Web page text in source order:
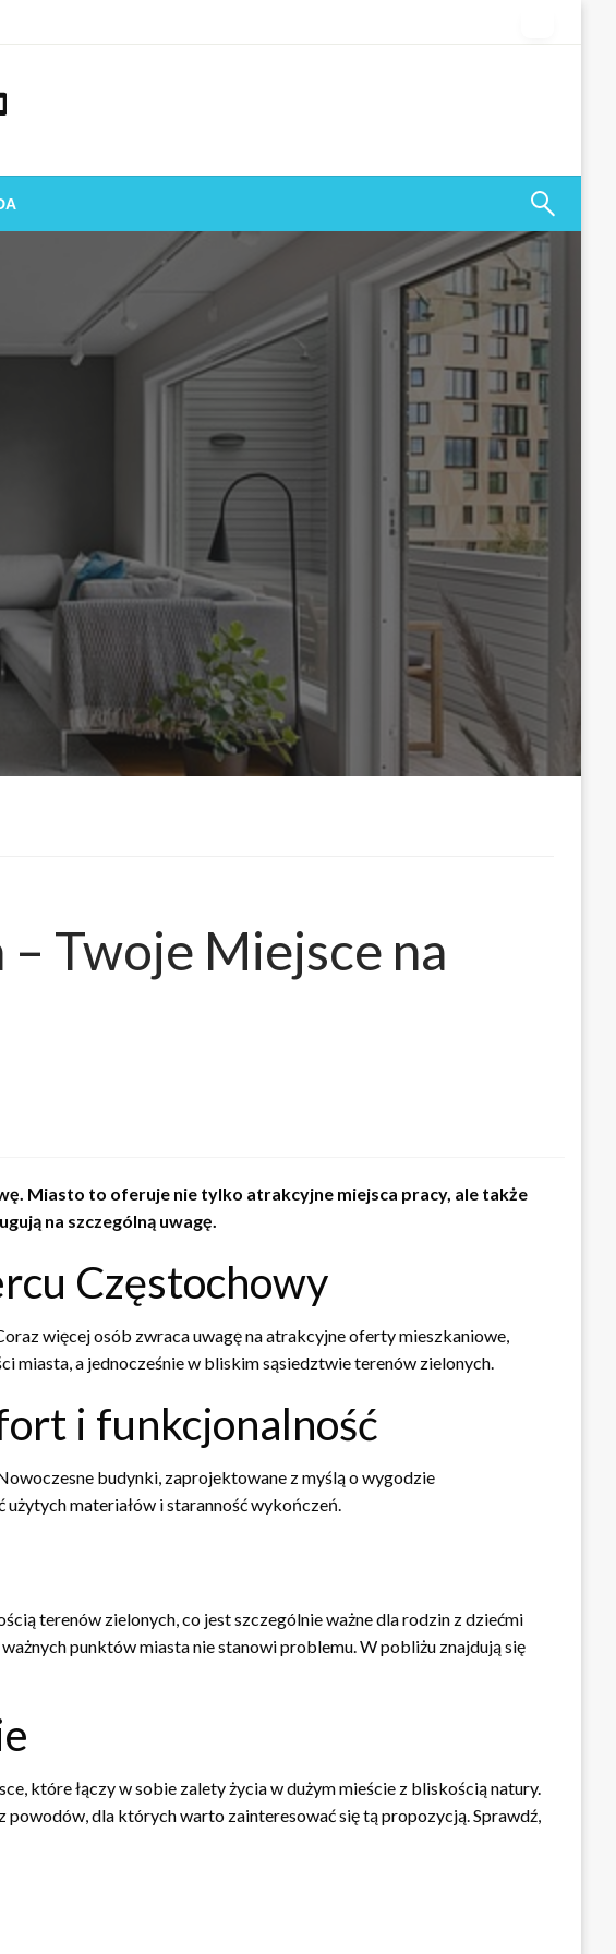
Twoje Miejsce na
Miasto to oferuje nie tylko atrakcyjne miejsca pracy, ale także
na szczególną uwagę.
Częstochowy
więcej osób zwraca uwagę na atrakcyjne oferty mieszkaniowe,
miasta, a jednocześnie w bliskim sąsiedztwie terenów zielonych.
i funkcjonalność
budynki, zaprojektowane z myślą o wygodzie
materiałów i staranność wykończeń.
terenów zielonych, co jest szczególnie ważne dla rodzin z dziećmi
punktów miasta nie stanowi problemu. W pobliżu znajdują się
które łączy w sobie zalety życia w dużym mieście z bliskością natury.
dla których warto zainteresować się tą propozycją. Sprawdź,